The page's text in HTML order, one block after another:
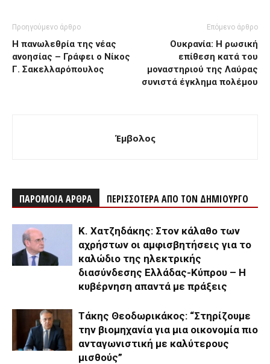
Προηγούμενο άρθρο
Η πανωλεθρία της νέας
ανοησίας – Γράφει ο Νίκος
Γ. Σακελλαρόπουλος
Επόμενο άρθρο
Ουκρανία: Η ρωσική
επίθεση κατά του
μοναστηριού της Λαύρας
συνιστά έγκλημα πολέμου
Έμβολος
ΠΑΡΟΜΟΙΑ ΑΡΘΡΑ ΠΕΡΙΣΣΟΤΕΡΑ ΑΠΟ ΤΟΝ ΔΗΜΙΟΥΡΓΟ
Κ. Χατζηδάκης: Στον κάλαθο των
αχρήστων οι αμφισβητήσεις για το
καλώδιο της ηλεκτρικής
διασύνδεσης Ελλάδας-Κύπρου – Η
κυβέρνηση απαντά με πράξεις
Τάκης Θεοδωρικάκος: “Στηρίζουμε
την βιομηχανία για μια οικονομία πιο
ανταγωνιστική με καλύτερους
μισθούς”